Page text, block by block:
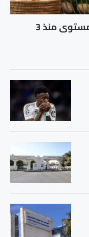
أسعار الغذاء العالمية عند أعلى مستوى منذ 3